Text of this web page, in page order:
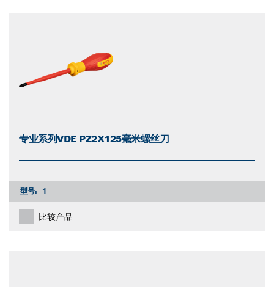
专业系列VDE PZ2X125毫米螺丝刀
型号: 1
比较产品